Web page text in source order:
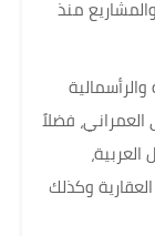
منذ
العمراني، فضلاً
وكذلك